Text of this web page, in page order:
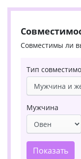
Совместимы ли
Тип
Мужчина
Показать